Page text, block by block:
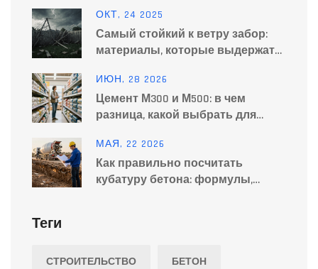
ОКТ, 24 2025
Самый стойкий к ветру забор:
материалы, которые выдержат
ИЮН, 28 2026
Цемент М300 и М500: в чем
разница, какой выбрать для
МАЯ, 22 2026
Как правильно посчитать
кубатуру бетона: формулы,
Теги
СТРОИТЕЛЬСТВО БЕТОН